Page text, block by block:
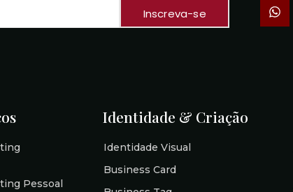
Inscreva-se
Pessoal
Identidade & Criação
Identidade Visual
Business Card